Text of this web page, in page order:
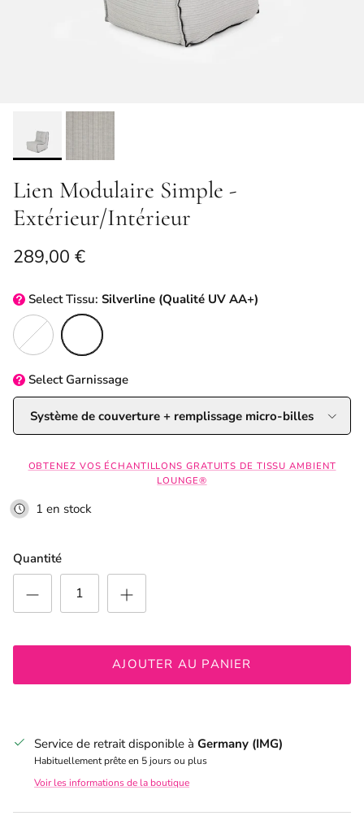
Lien Modulaire Simple -
Extérieur/Intérieur
Prix habituel
289,00 €
SelectTissu: Silverline (Qualité UV AA+)
Tissage en titane (Qualité UV AA+)
Silverline (Qualité UV AA+)
Select Garnissage
Système de couverture + remplissage micro-billes
OBTENEZ VOS ÉCHANTILLONS GRATUITS DE TISSU AMBIENT
LOUNGE®
1 en stock
Quantité
AJOUTER AU PANIER
Service de retrait disponible à Germany (IMG)
Habituellement prête en 5 jours ou plus
Voir les informations de la boutique